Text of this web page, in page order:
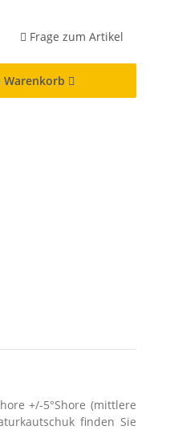
Frage zum Artikel
Warenkorb
+/-5°Shore (mittlere
finden Sie